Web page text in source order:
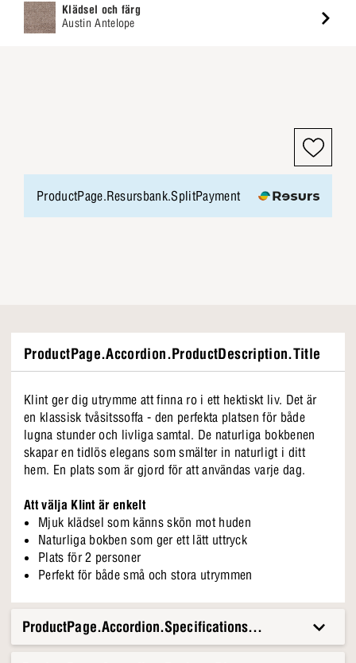
Klädsel och färg
Austin Antelope
ProductPage.Resursbank.SplitPayment
ProductPage.Accordion.ProductDescription.Title
Klint ger dig utrymme att finna ro i ett hektiskt liv. Det är
en klassisk tvåsitssoffa - den perfekta platsen för både
lugna stunder och livliga samtal. De naturliga bokbenen
skapar en tidlös elegans som smälter in naturligt i ditt
hem. En plats som är gjord för att användas varje dag.
Att välja Klint är enkelt
Mjuk klädsel som känns skön mot huden
Naturliga bokben som ger ett lätt uttryck
Plats för 2 personer
Perfekt för både små och stora utrymmen
ProductPage.Accordion.Specifications.Title